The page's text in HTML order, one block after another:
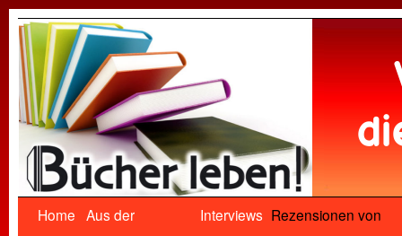
Home Aus der
Interviews Rezensionen von